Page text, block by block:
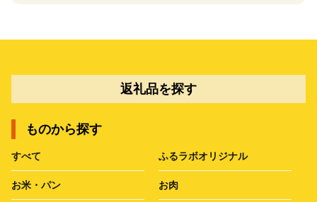
返礼品を探す
ものから探す
すべて ふるラボオリジナル
お米・パン お肉